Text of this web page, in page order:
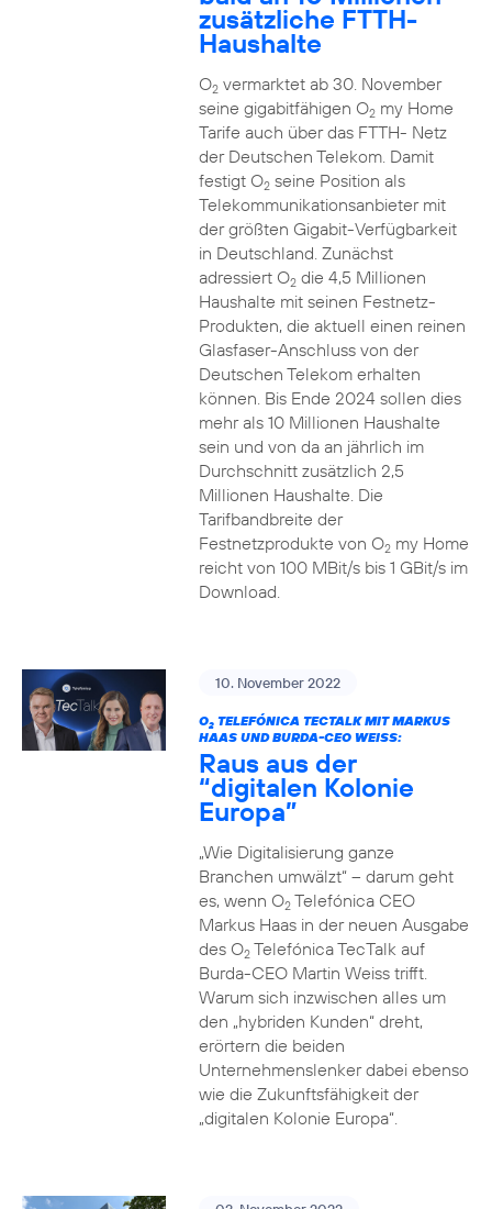
zusätzliche FTTH-
Haushalte
O2vermarktet ab 30. November
seine gigabitfähigen O2my Home
Tarife auch über das FTTH- Netz
der Deutschen Telekom. Damit
festigt O2seine Position als
Telekommunikationsanbieter mit
der größten Gigabit-Verfügbarkeit
in Deutschland. Zunächst
adressiert O2die 4,5 Millionen
Haushalte mit seinen Festnetz-
Produkten, die aktuell einen reinen
Glasfaser-Anschluss von der
Deutschen Telekom erhalten
können. Bis Ende 2024 sollen dies
mehr als 10 Millionen Haushalte
sein und von da an jährlich im
Durchschnitt zusätzlich 2,5
Millionen Haushalte. Die
Tarifbandbreite der
Festnetzprodukte von O2my Home
reicht von 100 MBit/s bis 1 GBit/s im
Download.
10. November 2022
O2TELEFÓNICA TECTALK MIT MARKUS
HAAS UND BURDA-CEO WEISS:
Raus aus der
“digitalen Kolonie
Europa”
„Wie Digitalisierung ganze
Branchen umwälzt“ – darum geht
es, wenn O2Telefónica CEO
Markus Haas in der neuen Ausgabe
des O2Telefónica TecTalk auf
Burda-CEO Martin Weiss trifft.
Warum sich inzwischen alles um
den „hybriden Kunden“ dreht,
erörtern die beiden
Unternehmenslenker dabei ebenso
wie die Zukunftsfähigkeit der
„digitalen Kolonie Europa“.